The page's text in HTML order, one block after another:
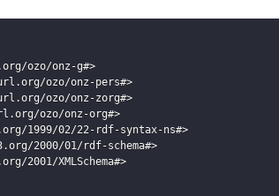
ozo/onz-g#>
ozo/onz-pers#>
ozo/onz-zorg#>
ozo/onz-org#>
1999/02/22-rdf-syntax-ns#>
2000/01/rdf-schema#>
2001/XMLSchema#>